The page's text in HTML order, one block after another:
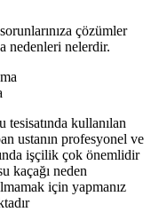
çözümler
nedenleri nelerdir.
tesisatında kullanılan
ustanın profesyonel ve
işçilik çok önemlidir
kaçağı neden
için yapmanız